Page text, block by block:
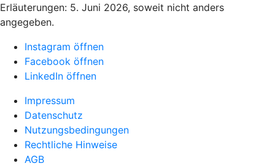
Erläuterungen: 5. Juni 2026, soweit nicht anders
angegeben.
Instagram öffnen
Facebook öffnen
LinkedIn öffnen
Impressum
Datenschutz
Nutzungsbedingungen
Rechtliche Hinweise
AGB